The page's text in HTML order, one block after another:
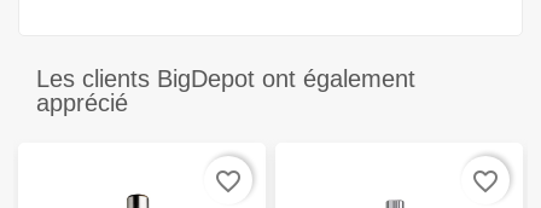
Les clients BigDepot ont également
apprécié
favorite_border favorite_border